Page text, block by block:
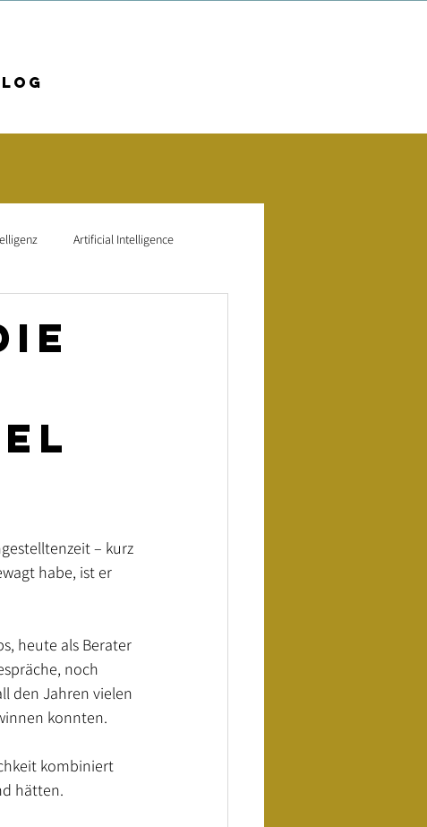
Artificial Intelligence
Optimierung
– kurz
habe, ist er
heute als Berater
noch
den Jahren vielen
konnten.
kombiniert
hätten.